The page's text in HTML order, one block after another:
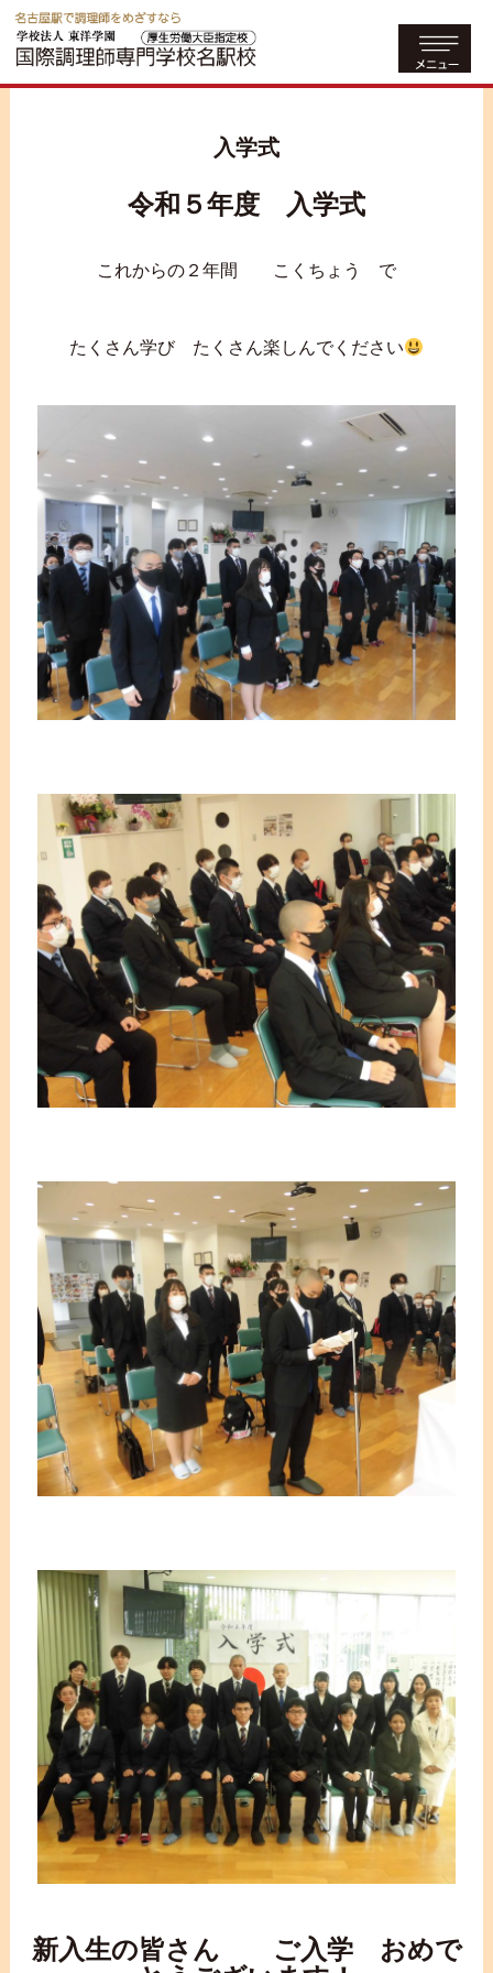
入学式
令和５年度 入学式
これからの２年間 こくちょう で
たくさん学び たくさん楽しんでください
新入生の皆さん ご入学 おめで